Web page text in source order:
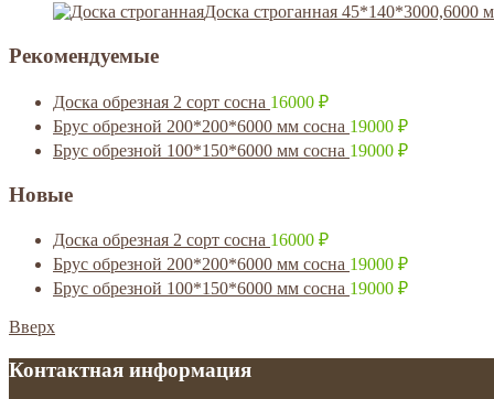
Доска строганная 45*140*3000,6000
Рекомендуемые
Доска обрезная 2 сорт сосна 16000 ₽
Брус обрезной 200*200*6000 мм сосна 19000 ₽
Брус обрезной 100*150*6000 мм сосна 19000 ₽
Новые
Доска обрезная 2 сорт сосна 16000 ₽
Брус обрезной 200*200*6000 мм сосна 19000 ₽
Брус обрезной 100*150*6000 мм сосна 19000 ₽
Вверх
Контактная информация